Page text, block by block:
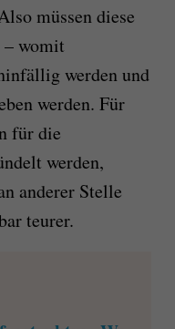
müssen diese
– womit
werden und
werden. Für
für die
werden,
anderer Stelle
teurer.